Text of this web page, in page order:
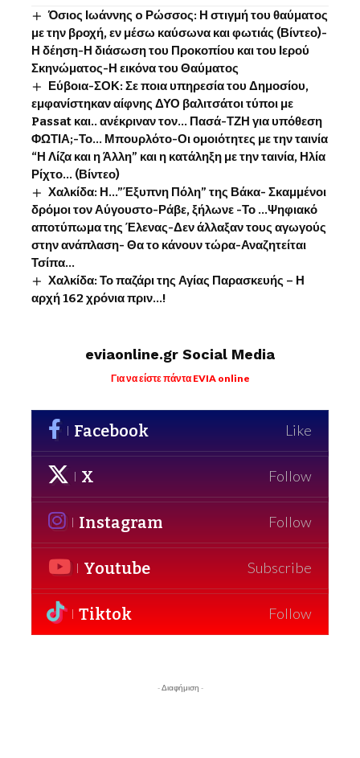
Όσιος Ιωάννης o Ρώσσος: Η στιγμή του θαύματος
με την βροχή, εν μέσω καύσωνα και φωτιάς (Βίντεο)-
Η δέηση-Η διάσωση του Προκοπίου και του Ιερού
Σκηνώματος-Η εικόνα του Θαύματος
Εύβοια-ΣΟΚ: Σε ποια υπηρεσία του Δημοσίου,
εμφανίστηκαν αίφνης ΔΥΟ βαλιτσάτοι τύποι με
Passat και.. ανέκριναν τον… Πασά-ΤΖΗ για υπόθεση
ΦΩΤΙΑ;-Το… Μπουρλότο-Οι ομοιότητες με την ταινία
“Η Λίζα και η Άλλη” και η κατάληξη με την ταινία, Ηλία
Ρίχτο… (Βίντεο)
Χαλκίδα: Η…”Έξυπνη Πόλη” της Βάκα- Σκαμμένοι
δρόμοι τον Αύγουστο-Ράβε, ξήλωνε -Το …Ψηφιακό
αποτύπωμα της Έλενας-Δεν άλλαξαν τους αγωγούς
στην ανάπλαση- Θα το κάνουν τώρα-Αναζητείται
Τσίπα…
Χαλκίδα: Το παζάρι της Αγίας Παρασκευής – Η
αρχή 162 χρόνια πριν…!
eviaonline.gr Social Media
Για να είστε πάντα EVIA online
Facebook Like
X Follow
Instagram Follow
Youtube Subscribe
Tiktok Follow
- Διαφήμιση -